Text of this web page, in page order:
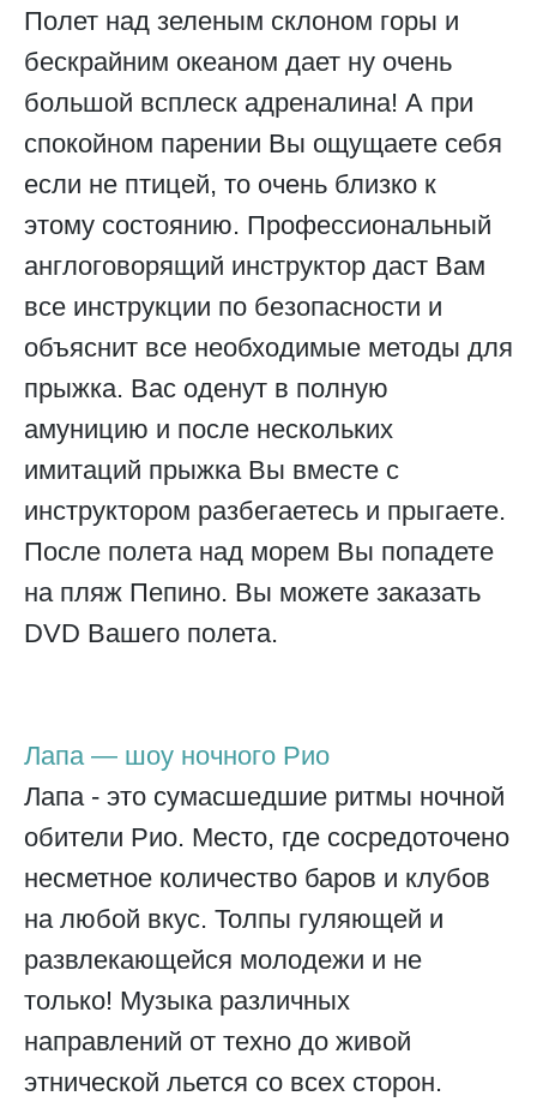
Полет над зеленым склоном горы и
бескрайним океаном дает ну очень
большой всплеск адреналина! А при
спокойном парении Вы ощущаете себя
если не птицей, то очень близко к
этому состоянию. Профессиональный
англоговорящий инструктор даст Вам
все инструкции по безопасности и
объяснит все необходимые методы для
прыжка. Вас оденут в полную
амуницию и после нескольких
имитаций прыжка Вы вместе с
инструктором разбегаетесь и прыгаете.
После полета над морем Вы попадете
на пляж Пепино. Вы можете заказать
DVD Вашего полета.
Лапа — шоу ночного Рио
Лапа - это сумасшедшие ритмы ночной
обители Рио. Место, где сосредоточено
несметное количество баров и клубов
на любой вкус. Толпы гуляющей и
развлекающейся молодежи и не
только! Музыка различных
направлений от техно до живой
этнической льется со всех сторон.